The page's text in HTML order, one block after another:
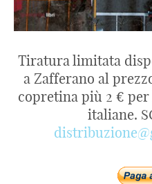
Tiratura limitata
a Zafferano al
copretina più 2 €
italiane.